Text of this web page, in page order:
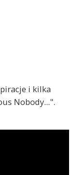
i kilka
Nobody...".